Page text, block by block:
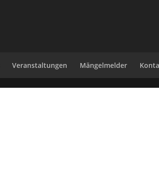
Veranstaltungen Mängelmelder